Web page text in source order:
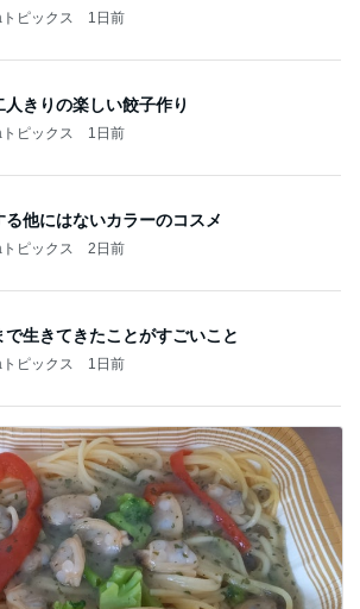
ピックス 1日前
人きりの楽しい餃子作り
ピックス 1日前
る他にはないカラーのコスメ
ピックス 2日前
で生きてきたことがすごいこと
ピックス 1日前